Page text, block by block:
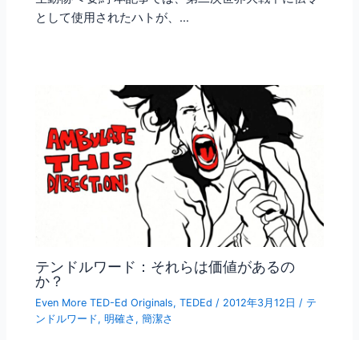
として使用されたハトが、…
テンドルワード：それらは価値があるの
か？
Even More TED-Ed Originals,TEDEd / 2012年3月12日 / テ
ンドルワード,明確さ ,簡潔さ